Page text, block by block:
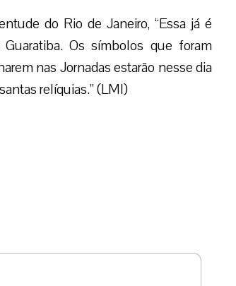
do Rio de Janeiro, “Essa já é
Os símbolos que foram
nas Jornadas estarão nesse dia
relíquias.” (LMI)